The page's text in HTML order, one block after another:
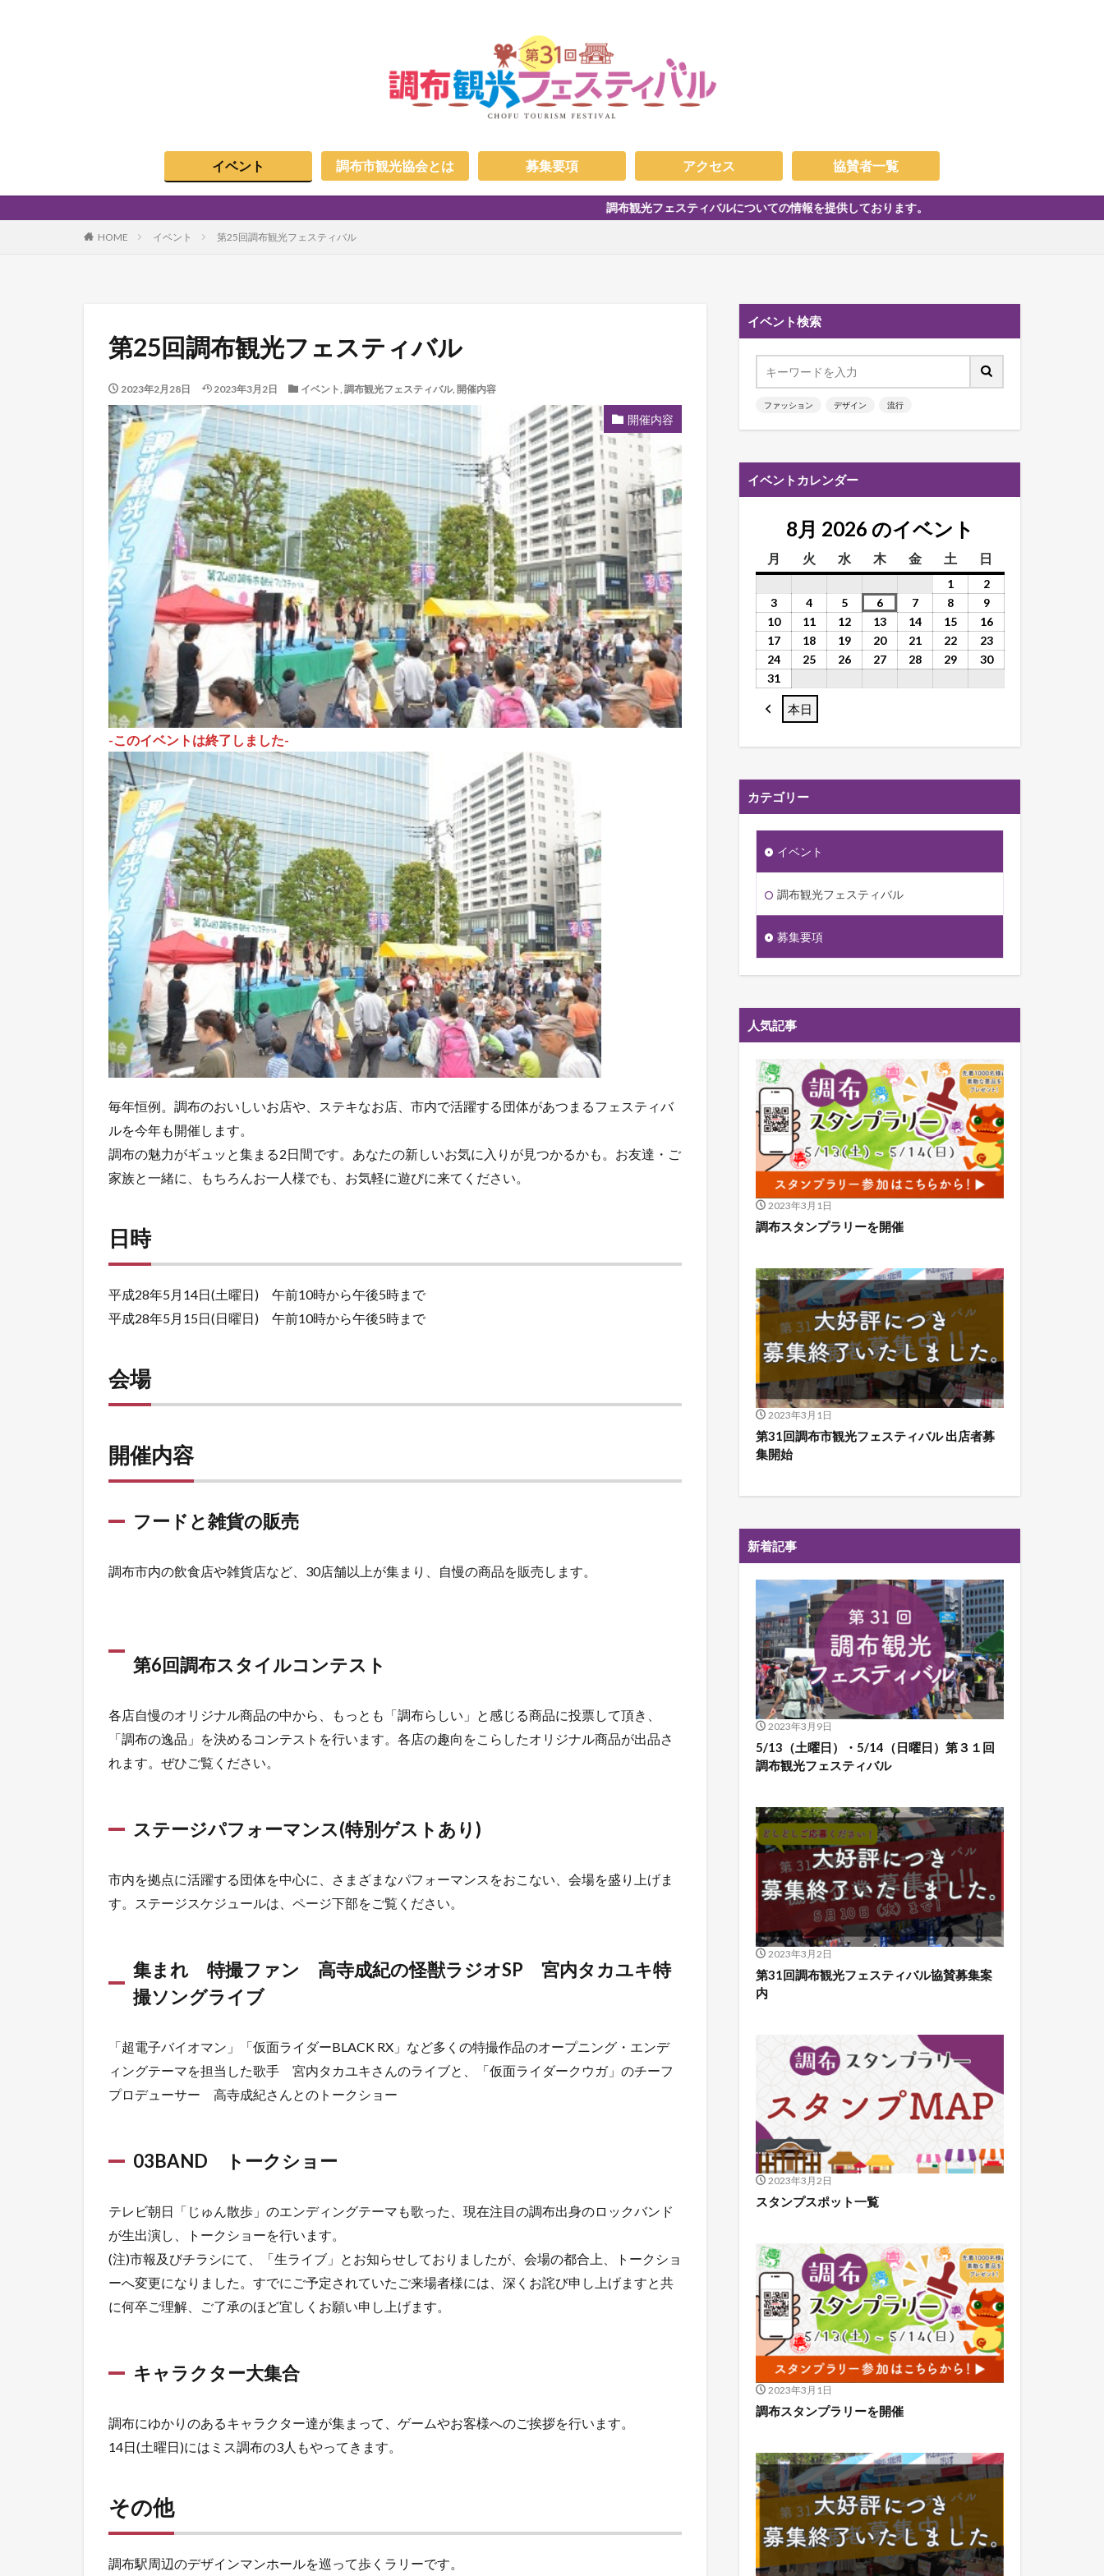
イベント 調布市観光協会とは 募集要項 アクセス 協賛者一覧
調布観光フェスティバルについての情報を提供しております。
HOME イベント 第25回調布観光フェスティバル
第25回調布観光フェスティバル
2023年2月28日 2023年3月2日 イベント, 調布観光フェスティバル, 開催内容
開催内容
-このイベントは終了しました-
毎年恒例。調布のおいしいお店や、ステキなお店、市内で活躍する団体があつまるフェスティバ
ルを今年も開催します。
調布の魅力がギュッと集まる2日間です。あなたの新しいお気に入りが見つかるかも。お友達・ご
家族と一緒に、もちろんお一人様でも、お気軽に遊びに来てください。
日時
平成28年5月14日(土曜日) 午前10時から午後5時まで
平成28年5月15日(日曜日) 午前10時から午後5時まで
会場
開催内容
フードと雑貨の販売
調布市内の飲食店や雑貨店など、30店舗以上が集まり、自慢の商品を販売します。
第6回調布スタイルコンテスト
各店自慢のオリジナル商品の中から、もっとも「調布らしい」と感じる商品に投票して頂き、
「調布の逸品」を決めるコンテストを行います。各店の趣向をこらしたオリジナル商品が出品さ
れます。ぜひご覧ください。
ステージパフォーマンス(特別ゲストあり)
市内を拠点に活躍する団体を中心に、さまざまなパフォーマンスをおこない、会場を盛り上げま
す。ステージスケジュールは、ページ下部をご覧ください。
集まれ 特撮ファン 高寺成紀の怪獣ラジオSP 宮内タカユキ特
撮ソングライブ
「超電子バイオマン」「仮面ライダーBLACK RX」など多くの特撮作品のオープニング・エンデ
ィングテーマを担当した歌手 宮内タカユキさんのライブと、「仮面ライダークウガ」のチーフ
プロデューサー 高寺成紀さんとのトークショー
03BAND トークショー
テレビ朝日「じゅん散歩」のエンディングテーマも歌った、現在注目の調布出身のロックバンド
が生出演し、トークショーを行います。
(注)市報及びチラシにて、「生ライブ」とお知らせしておりましたが、会場の都合上、トークショ
ーへ変更になりました。すでにご予定されていたご来場者様には、深くお詫び申し上げますと共
に何卒ご理解、ご了承のほど宜しくお願い申し上げます。
キャラクター大集合
調布にゆかりのあるキャラクター達が集まって、ゲームやお客様へのご挨拶を行います。
14日(土曜日)にはミス調布の3人もやってきます。
その他
調布駅周辺のデザインマンホールを巡って歩くラリーです。
イベント検索
ファッション デザイン 流行
イベントカレンダー
8月 2026 のイベント
月 火 水 木 金 土 日
1
2
3
4 5 6 7 8
9
10
11 12 13 14 15
16
17
18 19 20 21 22
23
24
25 26 27 28 29
30
31
前
本日
カテゴリー
イベント
調布観光フェスティバル
募集要項
人気記事
2023年3月1日
調布スタンプラリーを開催
2023年3月1日
第31回調布市観光フェスティバル 出店者募
集開始
新着記事
2023年3月9日
5/13（土曜日）・5/14（日曜日）第３１回
調布観光フェスティバル
2023年3月2日
第31回調布観光フェスティバル協賛募集案
内
2023年3月2日
スタンプスポット一覧
2023年3月1日
調布スタンプラリーを開催